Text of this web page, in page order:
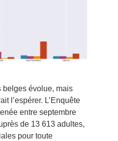
belges évolue, mais
l’espérer. L’Enquête
entre septembre
de 13 613 adultes,
pour toute